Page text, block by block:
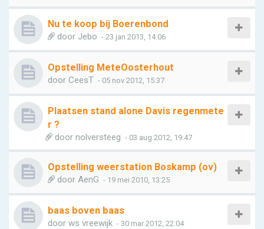
Nu te koop bij Boerenbond
door Jebo - 23 jan 2013, 14:06
Opstelling MeteOosterhout
door CeesT - 05 nov 2012, 15:37
Plaatsen stand alone Davis regenmete
r ?
door nolversteeg - 03 aug 2012, 19:47
Opstelling weerstation Boskamp (ov)
door AenG - 19 mei 2010, 13:25
baas boven baas
door ws vreewijk - 30 mar 2012, 22:04